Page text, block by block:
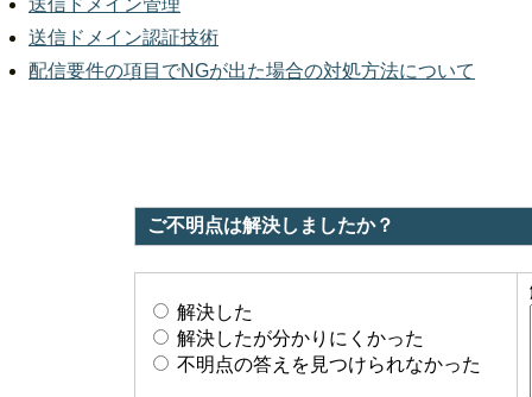
送信ドメイン認証技術
配信要件の項目でNGが出た場合の対処方法について